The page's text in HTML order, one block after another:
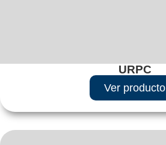
URPC
Ver producto